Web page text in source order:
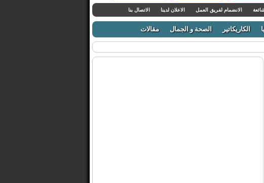
الانضمام لفريق العمل الاعلان لدينا الاتصال بنا
الكاريكاتير الصحة و الجمال مقالات